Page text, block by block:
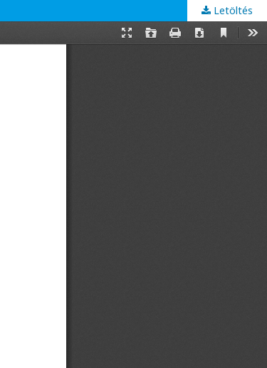
Letöltés